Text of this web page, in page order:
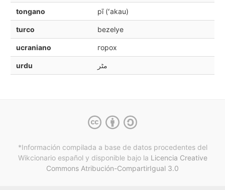
tongano pī (ʻakau)
turco bezelye
ucraniano горох
urdu مٹر
*Información compilada a base de datos procedentes del
Wikcionario español y disponible bajo la Licencia Creative
Commons Atribución-CompartirIgual 3.0